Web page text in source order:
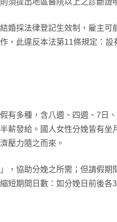
須提出地區醫院以上之診斷證
婚採法律登記生效制，雇主可
，此違反本法第11條規定：設
有多種，含八週、四週、7日
薪發給。國人女性分娩皆有坐
壓力隨之而來。
，協助分娩之所需；但請假期
短期間日數：如分娩日前後各